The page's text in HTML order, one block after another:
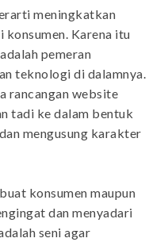
meningkatkan
Karena itu
pemeran
teknologi di dalamnya.
rancangan website
tadi ke dalam bentuk
mengusung karakter
konsumen maupun
dan menyadari
seni agar